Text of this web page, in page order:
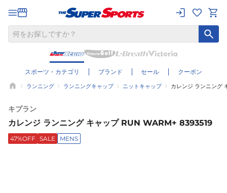
スポーツ・カテゴリ ブランド セール クーポン
ランニング ランニングキャップ ニットキャップ カレンジ ランニング
キプラン
カレンジ ランニング キャップ RUN WARM+ 8393519
47%OFF SALE MENS